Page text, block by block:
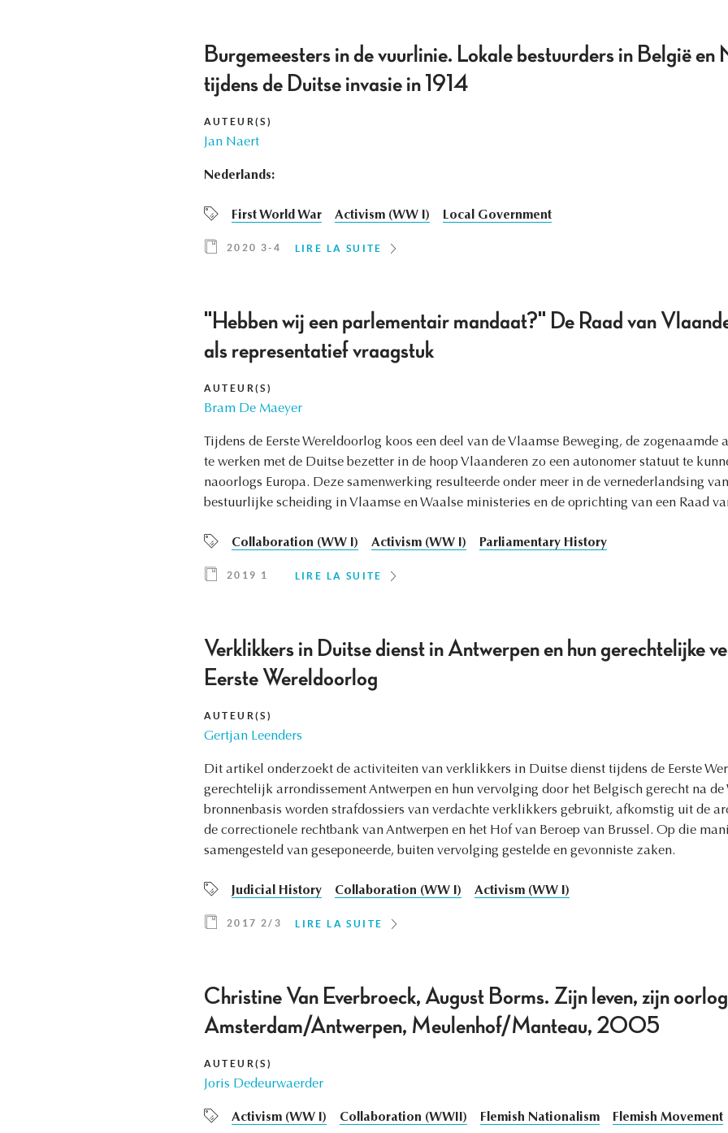
Burgemeesters in de vuurlinie. Lokale bestuurders in België
tijdens de Duitse invasie in 1914
AUTEUR(S)
Jan Naert
Nederlands:
First World War Activism (WW I) Local Government
2020 3-4 LIRE LA SUITE
"Hebben wij een parlementair mandaat?" De Raad van
als representatief vraagstuk
AUTEUR(S)
Bram De Maeyer
Tijdens de Eerste Wereldoorlog koos een deel van de Vlaamse Beweging, de zogenaamde
te werken met de Duitse bezetter in de hoop Vlaanderen zo een autonomer statuut te
naoorlogs Europa. Deze samenwerking resulteerde onder meer in de vernederlandsing
bestuurlijke scheiding in Vlaamse en Waalse ministeries en de oprichting van een Raad
Collaboration (WW I) Activism (WW I) Parliamentary History
2019 1 LIRE LA SUITE
Verklikkers in Duitse dienst in Antwerpen en hun gerechtelijke
Eerste Wereldoorlog
AUTEUR(S)
Gertjan Leenders
Dit artikel onderzoekt de activiteiten van verklikkers in Duitse dienst tijdens de Eerste
gerechtelijk arrondissement Antwerpen en hun vervolging door het Belgisch gerecht na de
bronnenbasis worden strafdossiers van verdachte verklikkers gebruikt, afkomstig uit de
de correctionele rechtbank van Antwerpen en het Hof van Beroep van Brussel. Op die
samengesteld van geseponeerde, buiten vervolging gestelde en gevonniste zaken.
Judicial History Collaboration (WW I) Activism (WW I)
2017 2/3 LIRE LA SUITE
Christine Van Everbroeck, August Borms. Zijn leven, zijn
Amsterdam/Antwerpen, Meulenhof/Manteau, 2005
AUTEUR(S)
Joris Dedeurwaerder
Activism (WW I) Collaboration (WWII) Flemish Nationalism Flemish Movement